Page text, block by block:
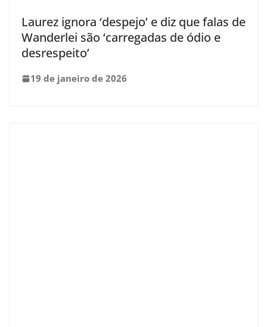
Laurez ignora ‘despejo’ e diz que falas de
Wanderlei são ‘carregadas de ódio e
desrespeito’
19 de janeiro de 2026